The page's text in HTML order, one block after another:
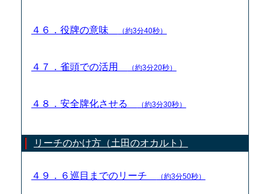
４６．役牌の意味 （約3分40秒）
４７．雀頭での活用 （約3分20秒）
４８．安全牌化させる （約3分30秒）
リーチのかけ方（土田のオカルト）
４９．６巡目までのリーチ （約3分50秒）